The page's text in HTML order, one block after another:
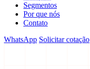
Segmentos
Por que nós
Contato
WhatsApp Solicitar cotação